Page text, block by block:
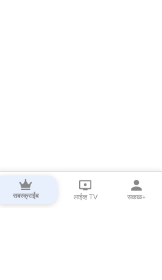
सबस्क्राईब लाईव्ह TV सकाळ+